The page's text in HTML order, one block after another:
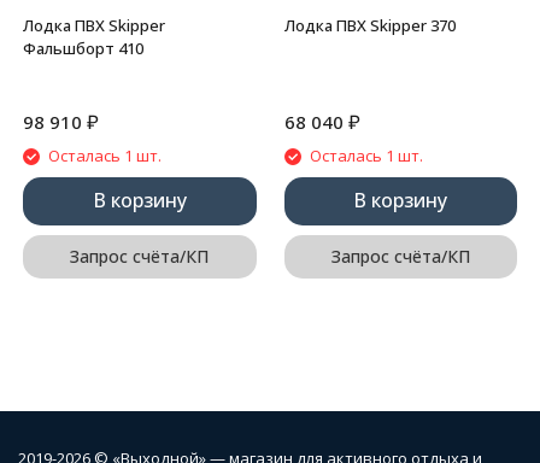
Лодка ПВХ Skipper
Фальшборт 410
98 910 ₽
Осталась 1 шт.
В корзину
Запрос счёта/КП
Лодка ПВХ Skipper 370
68 040 ₽
Осталась 1 шт.
В корзину
Запрос счёта/КП
2019-2026 © «Выходной» — магазин для активного отдыха и